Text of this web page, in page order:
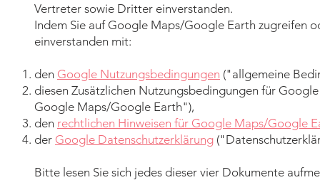
Vertreter sowie Dritter einverstanden.
Indem Sie auf Google Maps/Google Earth zugreifen
einverstanden mit:
den Google Nutzungsbedingungen ("allgemeine
diesen Zusätzlichen Nutzungsbedingungen für
Google Maps/Google Earth"),
den rechtlichen Hinweisen für Google Maps/Google
der Google Datenschutzerklärung
Bitte lesen Sie sich jedes dieser vier Dokumente